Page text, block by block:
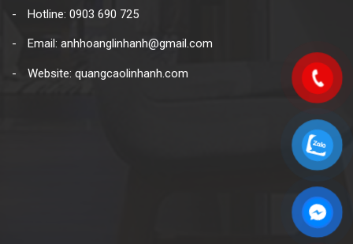
Hotline: 0903 690 725
Email: anhhoanglinhanh@gmail.com
Website: quangcaolinhanh.com